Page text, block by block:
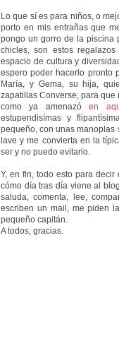
Lo que sí es para niños, o
porto en mis entrañas que
pongo un gorro de la piscina
chicles, son estos
espacio de cultura y
espero poder hacerlo pronto
María, y Gema, su hija,
zapatillas Converse, para
como ya amenazóen
estupendisímas y
pequeño, con unas manoplas
lave y me convierta en la
ser y no puedo evitarlo.
Y, en fin, todo esto para
cómo día tras día viene al
saluda, comenta, lee,
escriben un mail, me piden
pequeño capitán.
A todos, gracias.